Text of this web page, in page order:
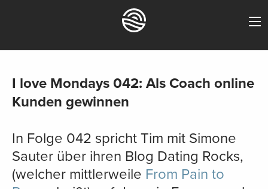
I love Mondays 042: Als Coach online
Kunden gewinnen
In Folge 042 spricht Tim mit Simone
Sauter über ihren Blog Dating Rocks,
(welcher mittlerweile From Pain to